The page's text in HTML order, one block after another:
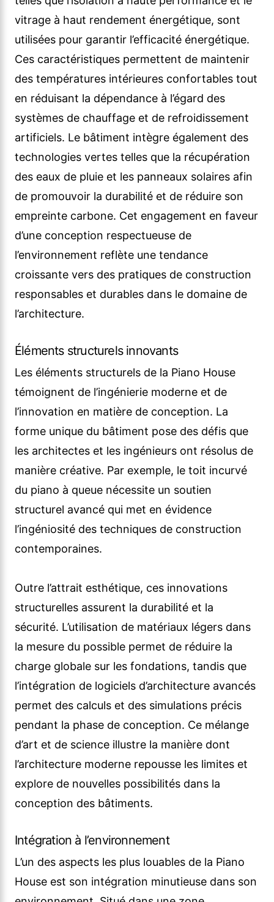
vitrage à haut rendement énergétique, sont
utilisées pour garantir l’efficacité énergétique.
Ces caractéristiques permettent de maintenir
des températures intérieures confortables tout
en réduisant la dépendance à l’égard des
systèmes de chauffage et de refroidissement
artificiels. Le bâtiment intègre également des
technologies vertes telles que la récupération
des eaux de pluie et les panneaux solaires afin
de promouvoir la durabilité et de réduire son
empreinte carbone. Cet engagement en faveur
d’une conception respectueuse de
l’environnement reflète une tendance
croissante vers des pratiques de construction
responsables et durables dans le domaine de
l’architecture.
Éléments structurels innovants
Les éléments structurels de la Piano House
témoignent de l’ingénierie moderne et de
l’innovation en matière de conception. La
forme unique du bâtiment pose des défis que
les architectes et les ingénieurs ont résolus de
manière créative. Par exemple, le toit incurvé
du piano à queue nécessite un soutien
structurel avancé qui met en évidence
l’ingéniosité des techniques de construction
contemporaines.
Outre l’attrait esthétique, ces innovations
structurelles assurent la durabilité et la
sécurité. L’utilisation de matériaux légers dans
la mesure du possible permet de réduire la
charge globale sur les fondations, tandis que
l’intégration de logiciels d’architecture avancés
permet des calculs et des simulations précis
pendant la phase de conception. Ce mélange
d’art et de science illustre la manière dont
l’architecture moderne repousse les limites et
explore de nouvelles possibilités dans la
conception des bâtiments.
Intégration à l’environnement
L’un des aspects les plus louables de la Piano
House est son intégration minutieuse dans son